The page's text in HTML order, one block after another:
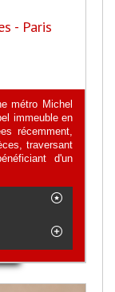
- Paris
métro Michel
immeuble en
récemment,
traversant
d'un